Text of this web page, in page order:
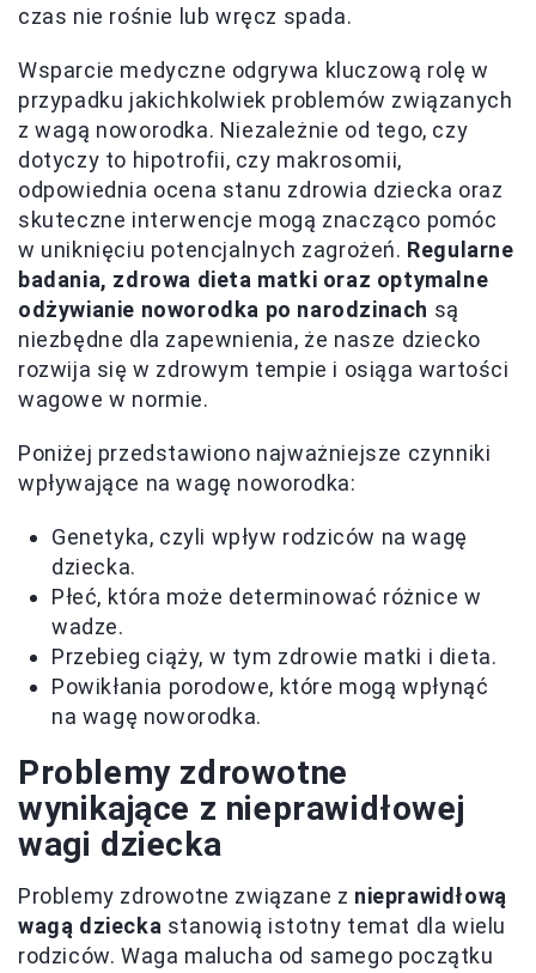
czas nie rośnie lub wręcz spada.
Wsparcie medyczne odgrywa kluczową rolę w
przypadku jakichkolwiek problemów związanych
z wagą noworodka. Niezależnie od tego, czy
dotyczy to hipotrofii, czy makrosomii,
odpowiednia ocena stanu zdrowia dziecka oraz
skuteczne interwencje mogą znacząco pomóc
w uniknięciu potencjalnych zagrożeń. Regularne
badania, zdrowa dieta matki oraz optymalne
odżywianie noworodka po narodzinach są
niezbędne dla zapewnienia, że nasze dziecko
rozwija się w zdrowym tempie i osiąga wartości
wagowe w normie.
Poniżej przedstawiono najważniejsze czynniki
wpływające na wagę noworodka:
Genetyka, czyli wpływ rodziców na wagę
dziecka.
Płeć, która może determinować różnice w
wadze.
Przebieg ciąży, w tym zdrowie matki i dieta.
Powikłania porodowe, które mogą wpłynąć
na wagę noworodka.
Problemy zdrowotne
wynikające z nieprawidłowej
wagi dziecka
Problemy zdrowotne związane z nieprawidłową
wagą dziecka stanowią istotny temat dla wielu
rodziców. Waga malucha od samego początku